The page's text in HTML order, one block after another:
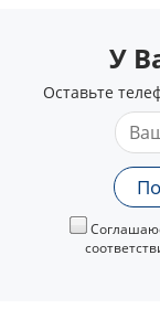
У
Оставьте